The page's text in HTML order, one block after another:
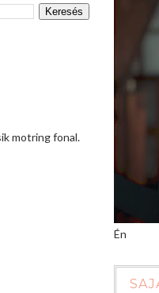
motring fonal.
Én